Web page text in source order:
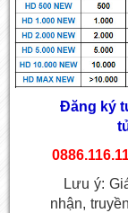
Đăng ký
Lưu ý:
nhận,